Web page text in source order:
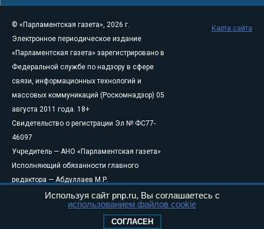
© «Парламентская газета», 2026 г.
Электронное периодическое издание
«Парламентская газета» зарегистрировано в
Федеральной службе по надзору в сфере
связи, информационных технологий и
массовых коммуникаций (Роскомнадзор) 05
августа 2011 года. 18+
Свидетельство о регистрации Эл № ФС77-
46097
Учредитель — АНО «Парламентская газета»
Исполняющий обязанности главного
редактора — Абдуллаев М.Р.
Тел.: +7 (495) 637–69–79 E-mail:pg@pnp.ru
«Парламентская газета» - официальное еженедельное издание
Федерального Собрания РФ. Издается с 1997 года. Учредители
Карта сайта
Используя сайт pnp.ru, Вы соглашаетесь с
использованием файлов cookie
СОГЛАСЕН